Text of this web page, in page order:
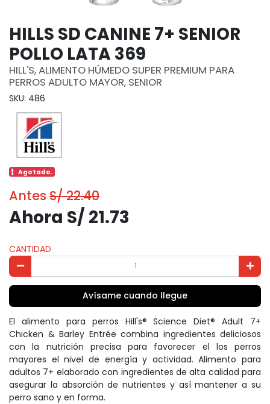
HILLS SD CANINE 7+ SENIOR
POLLO LATA 369
HILL'S, ALIMENTO HÚMEDO SUPER PREMIUM PARA
PERROS ADULTO MAYOR, SENIOR
SKU: 486
Agotado.
Antes S/ 22.40
Ahora S/ 21.73
CANTIDAD
Avísame cuando llegue
El alimento para perros Hill's® Science Diet® Adult 7+
Chicken & Barley Entrée combina ingredientes deliciosos
con la nutrición precisa para favorecer el los perros
mayores el nivel de energía y actividad. Alimento para
adultos 7+ elaborado con ingredientes de alta calidad para
asegurar la absorción de nutrientes y así mantener a su
perro sano y en forma.